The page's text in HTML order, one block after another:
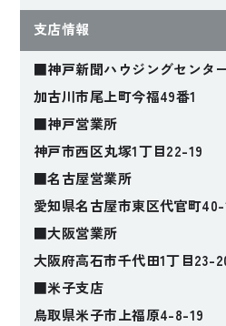
支店情報
■神戸新聞ハウジングセンタ
加古川市尾上町今福49番1
■神戸営業所
神戸市西区丸塚1丁目22-19
■名古屋営業所
愛知県名古屋市東区代官町
■大阪営業所
大阪府高石市千代田1丁目23-
■米子支店
鳥取県米子市上福原4-8-19